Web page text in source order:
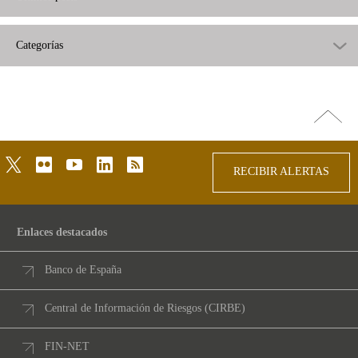
Categorías
arriba
twitterflickr youtubelinkedinrss
RECIBIR ALERTAS
Enlaces destacados
Banco de España
Central de Información de Riesgos (CIRBE)
FIN-NET